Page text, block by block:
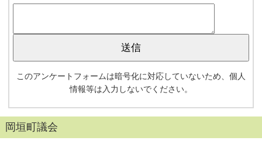
このアンケートフォームは暗号化に対応していないため、個人
情報等は入力しないでください。
岡垣町議会